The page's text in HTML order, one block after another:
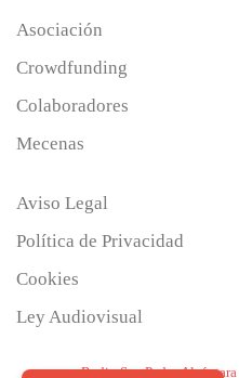
Asociación
Crowdfunding
Colaboradores
Mecenas
Aviso Legal
Política de Privacidad
Cookies
Ley Audiovisual
Radio San Pedro Alcántara